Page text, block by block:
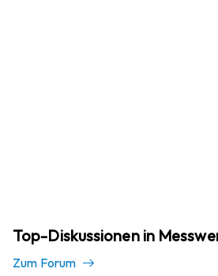
Top-Diskussionen in
Zum Forum